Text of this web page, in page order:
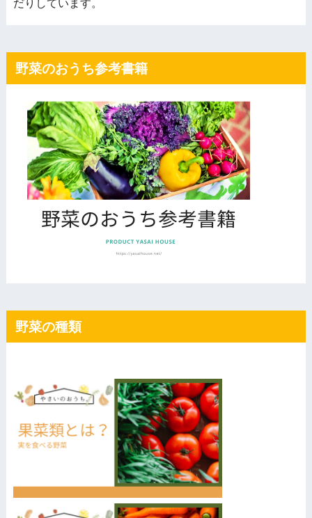
だりしています。
野菜のおうち参考書籍
野菜の種類